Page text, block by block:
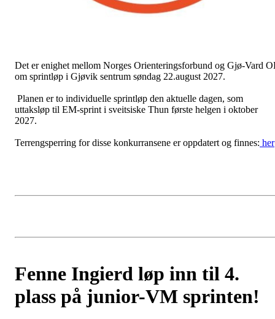
Det er enighet mellom Norges Orienteringsforbund og Gjø-Vard
om sprintløp i Gjøvik sentrum søndag 22.august 2027.
Planen er to individuelle sprintløp den aktuelle dagen, som
uttaksløp til EM-sprint i sveitsiske Thun første helgen i oktober
2027.
Terrengsperring for disse konkurransene er oppdatert og finnes: her
Fenne Ingierd løp inn til 4.
plass på junior-VM sprinten!